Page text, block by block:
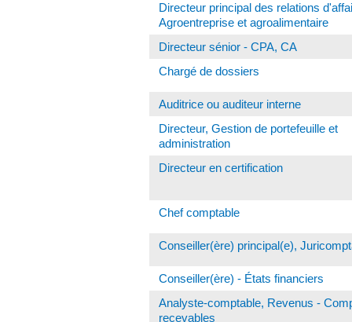
Directeur principal des relations
Agroentreprise et agroalimentaire
Directeur sénior - CPA, CA
Chargé de dossiers
Auditrice ou auditeur interne
Directeur, Gestion de portefeuille et
administration
Directeur en certification
Chef comptable
Conseiller(ère) principal(e),
Conseiller(ère) - États financiers
Analyste-comptable, Revenus -
recevables